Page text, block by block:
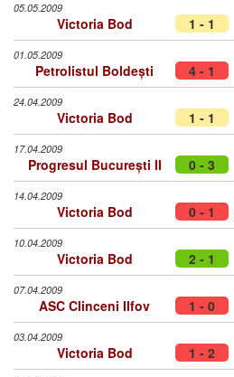
05.05.2009
Victoria Bod 1 - 1
01.05.2009
Petrolistul Boldești 4 - 1
24.04.2009
Victoria Bod 1 - 1
17.04.2009
Progresul București II 0 - 3
14.04.2009
Victoria Bod 0 - 1
10.04.2009
Victoria Bod 2 - 1
07.04.2009
ASC Clinceni Ilfov 1 - 0
03.04.2009
Victoria Bod 1 - 2